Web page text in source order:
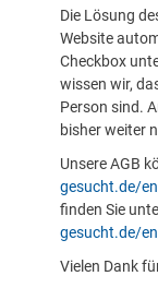
Die Lösung
Website
Checkbox
wissen wir,
Person sind.
bisher weiter
Unsere AGB
gesucht.de/
finden Sie
gesucht.de/
Vielen Dank